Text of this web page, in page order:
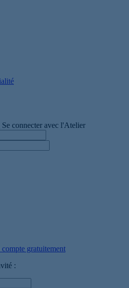
Se connecter avec l'Atelier
gratuitement
: